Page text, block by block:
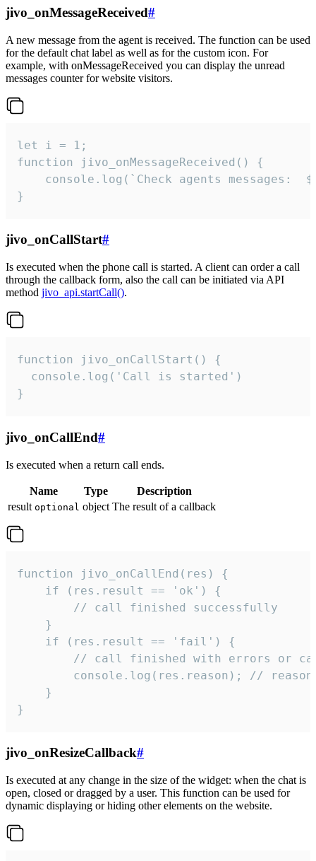
jivo_onMessageReceived#
A new message from the agent is received. The function can be used
for the default chat label as well as for the custom icon. For
example, with onMessageReceived you can display the unread
messages counter for website visitors.
let i = 1;
function jivo_onMessageReceived() {
}
jivo_onCallStart#
Is executed when the phone call is started. A client can order a call
through the callback form, also the call can be initiated via API
method jivo_api.startCall().
function jivo_onCallStart() {
  console.log('Call is started')
}
jivo_onCallEnd#
Is executed when a return call ends.
Name Type
Description
result optional object The result of a callback
function jivo_onCallEnd(res) {
    if (res.result == 'ok') {
        // call finished successfully
    }
    if (res.result == 'fail') {
// call finished with errors or
console.log(res.reason); //
    }
}
jivo_onResizeCallback#
Is executed at any change in the size of the widget: when the chat is
open, closed or dragged by a user. This function can be used for
dynamic displaying or hiding other elements on the website.